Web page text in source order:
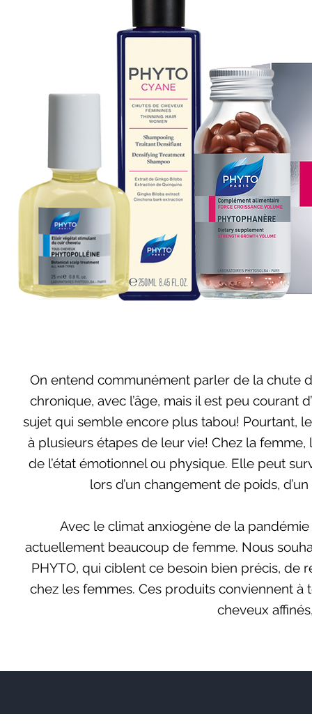
On entend communément parler de la chute
chronique, avec l’âge, mais il est peu courant
sujet qui semble encore plus tabou! Pourtant,
à plusieurs étapes de leur vie! Chez la
de l’état émotionnel ou physique. Elle peut
lors d’un changement de poids,
Avec le climat anxiogène de la
actuellement beaucoup de femme. Nous
PHYTO, qui ciblent ce besoin bien précis,
chez les femmes. Ces produits conviennent
cheveux